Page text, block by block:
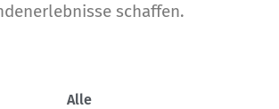
schaffen.
Alle